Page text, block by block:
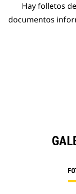
Hay folletos
documentos